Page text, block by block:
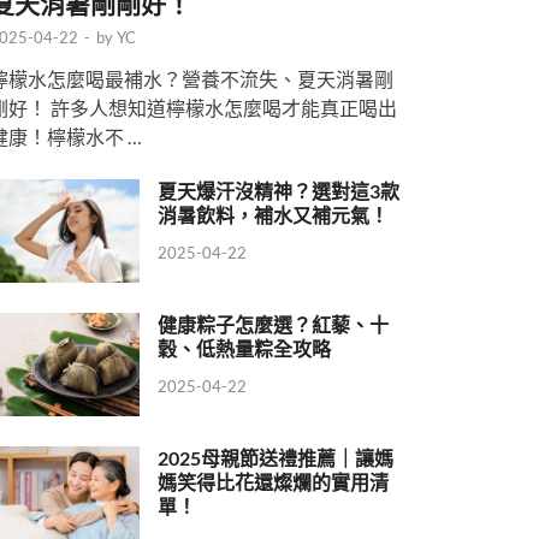
04-22 - byYC
檬水怎麼喝最補水？營養不流失、夏天消暑剛
好！ 許多人想知道檸檬水怎麼喝才能真正喝出
康！檸檬水不 …
夏天爆汗沒精神？選對這3款
消暑飲料，補水又補元氣！
2025-04-22
健康粽子怎麼選？紅藜、十
穀、低熱量粽全攻略
2025-04-22
2025母親節送禮推薦｜讓媽
媽笑得比花還燦爛的實用清
單！